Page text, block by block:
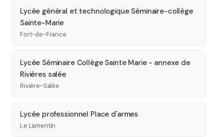
Lycée général et technologique Séminaire-collège
Sainte-Marie
Fort-de-France
Lycée Séminaire Collège Sainte Marie - annexe de
Rivières salée
Rivière-Salée
Lycée professionnel Place d'armes
Le Lamentin